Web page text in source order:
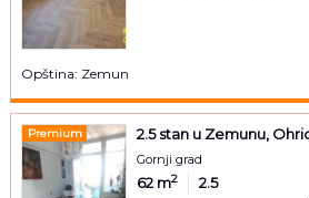
Opština: Zemun
Premium 2.5 stan u Zemunu,
Gornji grad
62 m2 2.5